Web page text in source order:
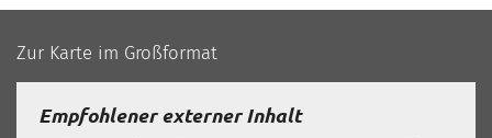
Zur Karte im Großformat
Empfohlener externer Inhalt